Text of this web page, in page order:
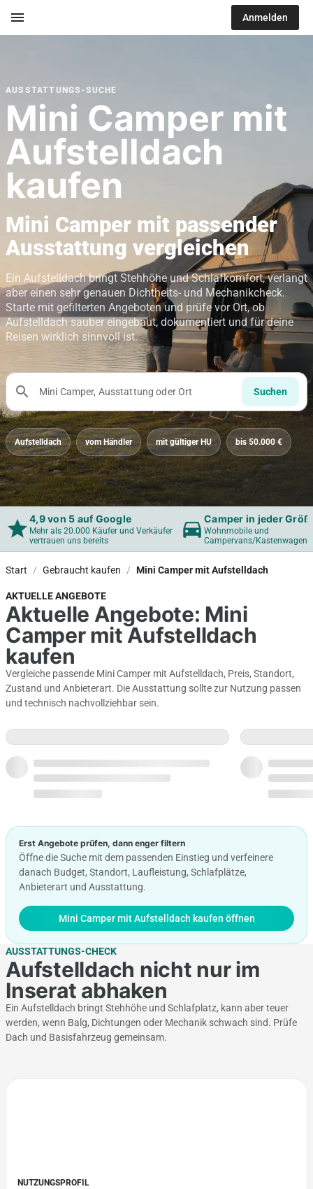
menu Anmelden
AUSSTATTUNGS-SUCHE
Mini Camper mit
Aufstelldach
kaufen
Mini Camper mit passender
Ausstattung vergleichen
Ein Aufstelldach bringt Stehhöhe und Schlafkomfort, verlangt
aber einen sehr genauen Dichtheits- und Mechanikcheck.
Starte mit gefilterten Angeboten und prüfe vor Ort, ob
Aufstelldach sauber eingebaut, dokumentiert und für deine
Reisen wirklich sinnvoll ist.
search Suchen
Aufstelldach vom Händler mit gültiger HU bis 50.000 €
star4,9 von 5 auf Google
Mehr als 20.000 Käufer und Verkäufer
vertrauen uns bereits
directions_car Camper in jeder
Wohnmobile und
Campervans/Kastenwagen
Start / Gebraucht kaufen / Mini Camper mit Aufstelldach
AKTUELLE ANGEBOTE
Aktuelle Angebote: Mini
Camper mit Aufstelldach
kaufen
Vergleiche passende Mini Camper mit Aufstelldach, Preis, Standort,
Zustand und Anbieterart. Die Ausstattung sollte zur Nutzung passen
und technisch nachvollziehbar sein.
Erst Angebote prüfen, dann enger filtern
Öffne die Suche mit dem passenden Einstieg und verfeinere
danach Budget, Standort, Laufleistung, Schlafplätze,
Anbieterart und Ausstattung.
Mini Camper mit Aufstelldach kaufen öffnen
AUSSTATTUNGS-CHECK
Aufstelldach nicht nur im
Inserat abhaken
Ein Aufstelldach bringt Stehhöhe und Schlafplatz, kann aber teuer
werden, wenn Balg, Dichtungen oder Mechanik schwach sind. Prüfe
Dach und Basisfahrzeug gemeinsam.
NUTZUNGSPROFIL